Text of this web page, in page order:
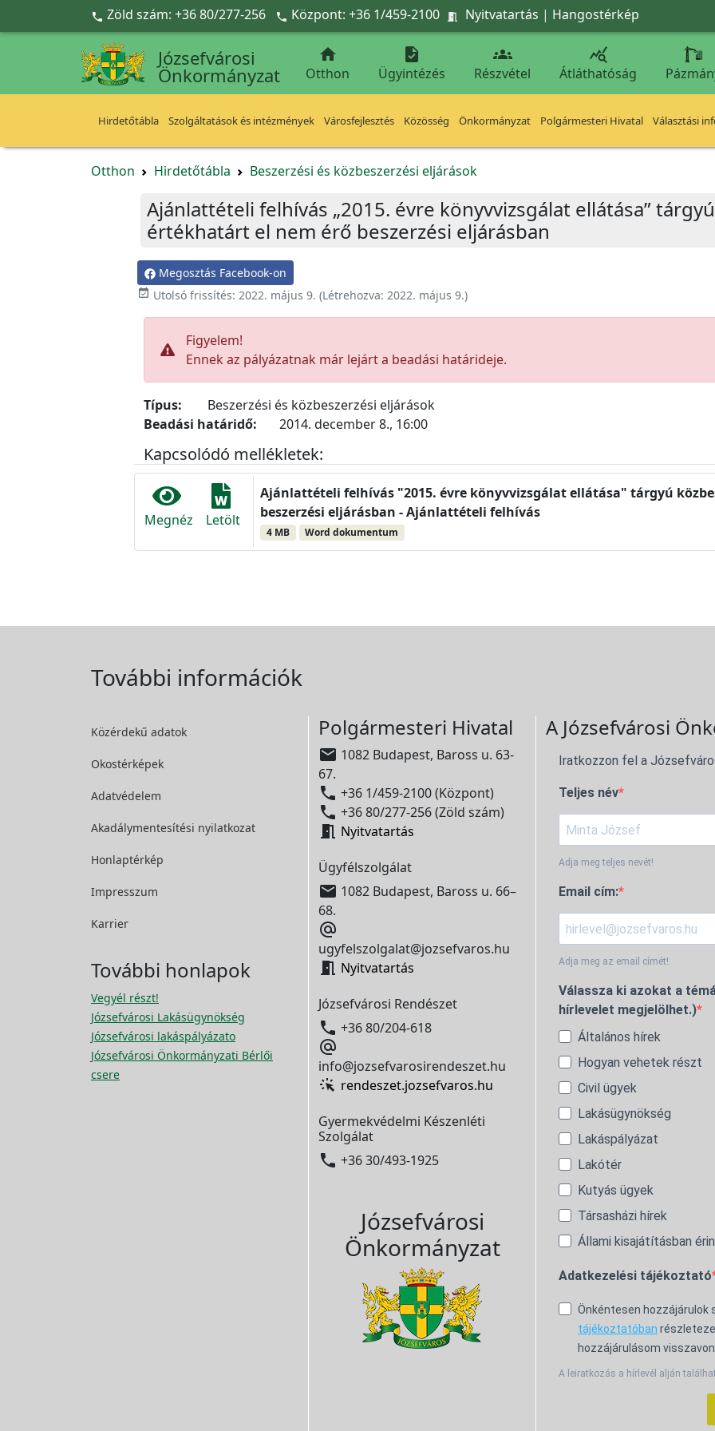
Ugrás a fő tartalomra
 Zöld szám: +36 80/277-256  Központ: +36 1/459-2100  Nyitvatartás | Hangostérkép
Józsefvárosi
Önkormányzat

Otthon

Ügyintézés

Részvétel

Átláthatóság
Hirdetőtábla Szolgáltatások és intézmények Városfejlesztés Közösség Önkormányzat Polgármesteri Hivatal Választási
Otthon Hirdetőtábla Beszerzési és közbeszerzési eljárások
Ajánlattételi felhívás „2015. évre könyvvizsgálat ellátása”
értékhatárt el nem érő beszerzési eljárásban
Megosztás Facebook-on
 Utolsó frissítés: 2022. május 9. (Létrehozva: 2022. május 9.)
Figyelem!
Ennek az pályázatnak már lejárt a beadási határideje.
Típus:
Beszerzési és közbeszerzési eljárások
Beadási határidő:
2014. december 8., 16:00
Kapcsolódó mellékletek:
Megnéz Letölt
Ajánlattételi felhívás "2015. évre könyvvizsgálat ellátása" tárgyú
beszerzési eljárásban - Ajánlattételi felhívás
4 MB Word dokumentum
További információk
Közérdekű adatok
Okostérképek
Adatvédelem
Akadálymentesítési nyilatkozat
Honlaptérkép
Impresszum
Karrier
További honlapok
Vegyél részt!
Józsefvárosi Lakásügynökség
Józsefvárosi lakáspályázato
Józsefvárosi Önkormányzati Bérlői
csere
Polgármesteri Hivatal
 1082 Budapest, Baross u. 63-
67.
 +36 1/459-2100 (Központ)
 +36 80/277-256 (Zöld szám)
 Nyitvatartás
Ügyfélszolgálat
 1082 Budapest, Baross u. 66–
68.

ugyfelszolgalat@jozsefvaros.hu
 Nyitvatartás
Józsefvárosi Rendészet
 +36 80/204-618

info@jozsefvarosirendeszet.hu
rendeszet.jozsefvaros.hu
Gyermekvédelmi Készenléti
Szolgálat
 +36 30/493-1925
Józsefvárosi
Önkormányzat
A Józsefvárosi
Iratkozzon fel a
Teljes név
Adja meg teljes nevét!
Email cím:
Adja meg az email címét!
Válassza ki azokat a
hírlevelet megjelölhet.)
Általános hírek
Hogyan vehetek részt
Civil ügyek
Lakásügynökség
Lakáspályázat
Lakótér
Kutyás ügyek
Társasházi hírek
Állami kisajátításban
Adatkezelési tájékoztató
Önkéntesen hozzájárulok
tájékoztatóban
hozzájárulásom
A leiratkozás a hírlevél alján